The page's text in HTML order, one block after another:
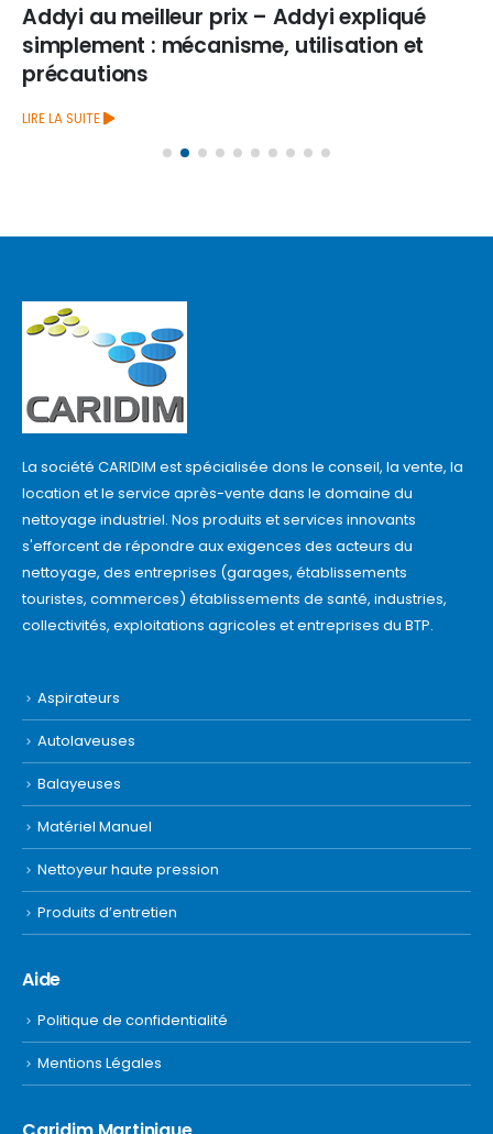
Addyi au meilleur prix – Addyi expliqué
simplement : mécanisme, utilisation et
précautions
LIRE LA SUITE
La société CARIDIM est spécialisée dons le conseil, la vente, la
location et le service après-vente dans le domaine du
nettoyage industriel. Nos produits et services innovants
s'efforcent de répondre aux exigences des acteurs du
nettoyage, des entreprises (garages, établissements
touristes, commerces) établissements de santé, industries,
collectivités, exploitations agricoles et entreprises du BTP.
Aspirateurs
Autolaveuses
Balayeuses
Matériel Manuel
Nettoyeur haute pression
Produits d’entretien
Aide
Politique de confidentialité
Mentions Légales